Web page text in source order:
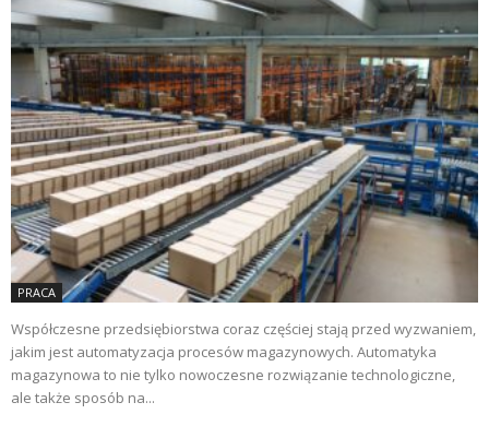
PRACA
Współczesne przedsiębiorstwa coraz częściej stają przed wyzwaniem,
jakim jest automatyzacja procesów magazynowych. Automatyka
magazynowa to nie tylko nowoczesne rozwiązanie technologiczne,
ale także sposób na...